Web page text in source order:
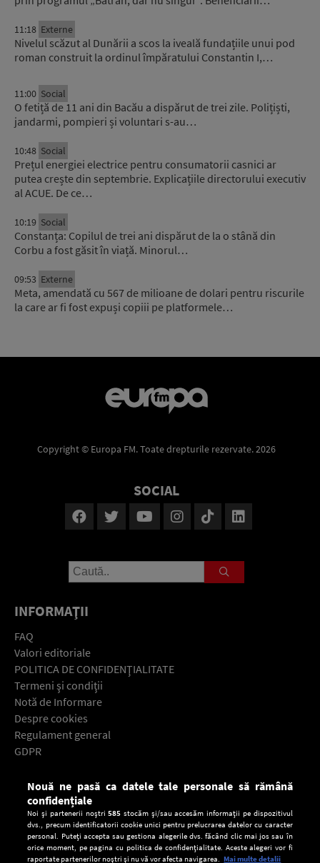
11:18 Externe
Nivelul scăzut al Dunării a scos la iveală fundațiile unui pod
roman construit la ordinul împăratului Constantin I,…
11:00 Social
O fetiță de 11 ani din Bacău a dispărut de trei zile. Polițiști,
jandarmi, pompieri și voluntari s-au…
10:48 Social
Prețul energiei electrice pentru consumatorii casnici ar
putea crește din septembrie. Explicațiile directorului executiv
al ACUE. De ce…
10:19 Social
Constanța: Copilul de trei ani dispărut de la o stână din
Corbu a fost găsit în viață. Minorul…
09:53 Externe
Meta, amendată cu 567 de milioane de dolari pentru riscurile
la care ar fi fost expuși copiii pe platformele…
Copyright © Europa FM. Toate drepturile rezervate. 2026
SOCIAL
INFORMAŢII
FAQ
Valori editoriale
POLITICA DE CONFIDENŢIALITATE
Termeni şi condiţii
Notă de Informare
Despre cookies
Regulament general
GDPR
Descarcă gratuit aplicaţia Europa FM pentru smartphone:
Nouă ne pasă ca datele tale personale să rămână
confidențiale
Noi și partenerii noștri585 stocăm și/sau accesăm informații pe dispozitivul
dvs., precum identificatorii cookie unici pentru prelucrarea datelor cu caracter
personal. Puteți accepta sau gestiona alegerile dvs. făcând clic mai jos sau în
orice moment, pe pagina cu politica de confidențialitate. Aceste alegeri vor fi
raportate partenerilor noștri și nu vă vor afecta navigarea. Mai multe detalii